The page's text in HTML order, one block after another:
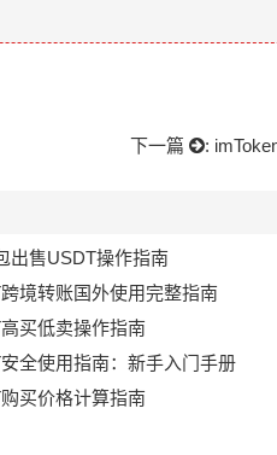
下一篇 :
出售USDT操作指南
境转账国外使用完整指南
买低卖操作指南
全使用指南：新手入门手册
买价格计算指南